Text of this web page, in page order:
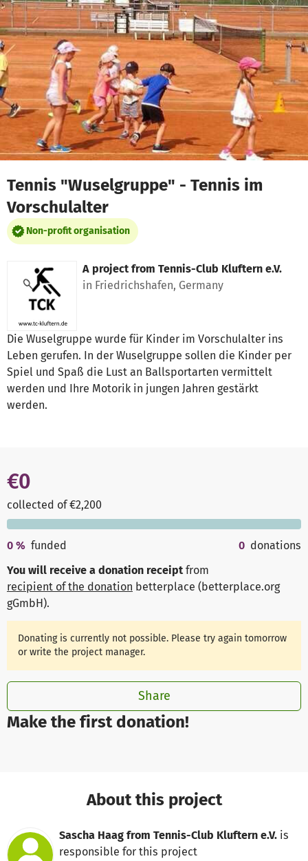
Skip to main content
Show accessibility statement
Tennis "Wuselgruppe" - Tennis im
Vorschulalter
Non-profit organisation
A project from Tennis-Club Kluftern e.V.
in Friedrichshafen, Germany
Die Wuselgruppe wurde für Kinder im Vorschulalter ins
Leben gerufen. In der Wuselgruppe sollen die Kinder per
Spiel und Spaß die Lust an Ballsportarten vermittelt
werden und Ihre Motorik in jungen Jahren gestärkt
werden.
Make the first donation!
€0
collected of €2,200
0 % funded 0 donations
You will receive a donation receipt from
recipient of the donation betterplace (betterplace.org
gGmbH).
Donating is currently not possible. Please try again tomorrow
or write the project manager.
Share
About this project
Sascha Haag from Tennis-Club Kluftern e.V. is
responsible for this project